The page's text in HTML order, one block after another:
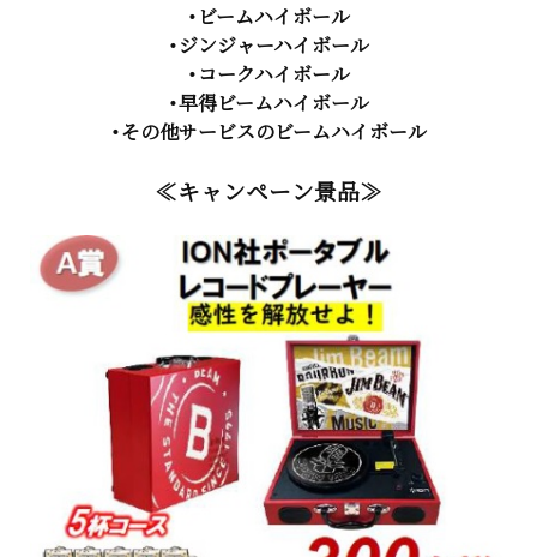
・ビームハイボール
・ジンジャーハイボール
・コークハイボール
・早得ビームハイボール
・その他サービスのビームハイボール
≪キャンペーン景品≫